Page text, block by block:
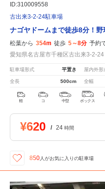
ID:310009558
古出来3-2-24駐車場
ナゴヤドームまで徒歩8分！野
松葉から 354m 徒歩 5～8分 予約
愛知県名古屋市千種区古出来3-2-24
駐車場形式 平置き 屋内外形
全長 500cm 全幅
軽 コ 中型 ボックス
¥620 / 24 時間
850 人がお気に入りの駐車場